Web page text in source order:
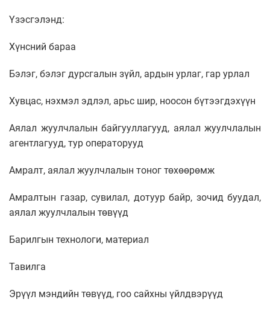
Үзэсгэлэнд:
Хүнсний бараа
Бэлэг, бэлэг дурсгалын зүйл, ардын урлаг, гар урлал
Хувцас, нэхмэл эдлэл, арьс шир, ноосон бүтээгдэхүүн
Аялал жуулчлалын байгууллагууд, аялал жуулчлалын
агентлагууд, тур операторууд
Амралт, аялал жуулчлалын тоног төхөөрөмж
Амралтын газар, сувилал, дотуур байр, зочид буудал,
аялал жуулчлалын төвүүд
Барилгын технологи, материал
Тавилга
Эрүүл мэндийн төвүүд, гоо сайхны үйлдвэрүүд